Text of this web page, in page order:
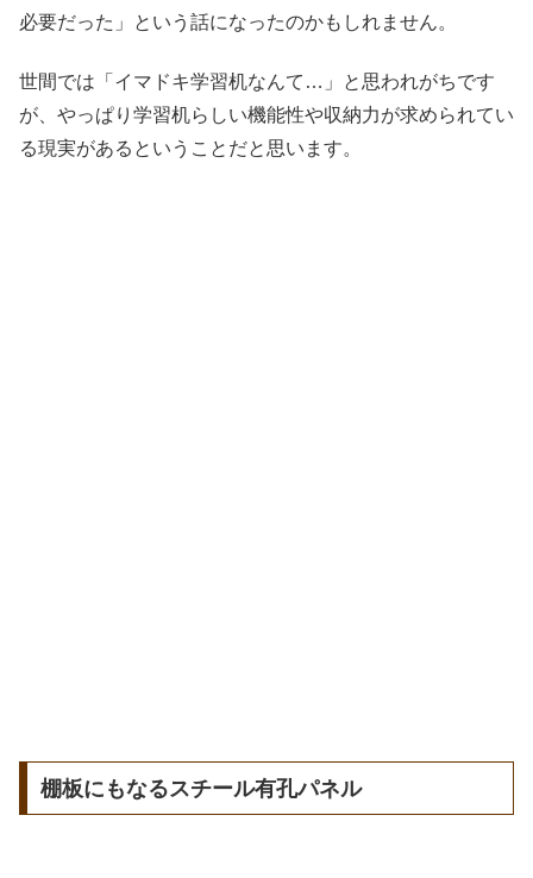
必要だった」という話になったのかもしれません。
世間では「イマドキ学習机なんて…」と思われがちです
が、やっぱり学習机らしい機能性や収納力が求められてい
る現実があるということだと思います。
棚板にもなるスチール有孔パネル